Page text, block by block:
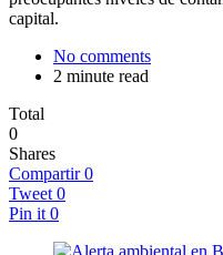
capital.
No comments
2 minute read
Total
0
Shares
Compartir 0
Tweet 0
Pin it 0